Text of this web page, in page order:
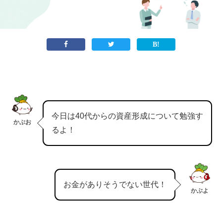
かぶお
今日は40代からの資産形成について勉強す
るよ！
お金がありそうでない世代！
かぶよ